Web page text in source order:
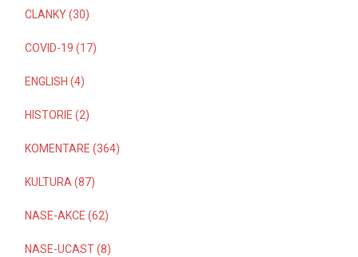
CLANKY (30)
COVID-19 (17)
ENGLISH (4)
HISTORIE (2)
KOMENTARE (364)
KULTURA (87)
NASE-AKCE (62)
NASE-UCAST (8)